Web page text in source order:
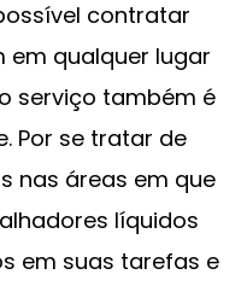
contratar
em qualquer lugar
serviço também é
Por se tratar de
nas áreas em que
líquidos
em suas tarefas e